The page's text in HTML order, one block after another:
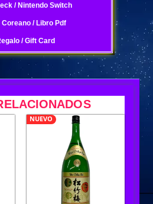
/ Nintendo Switch
/ Libro Pdf
/ Gift Card
NUEVO